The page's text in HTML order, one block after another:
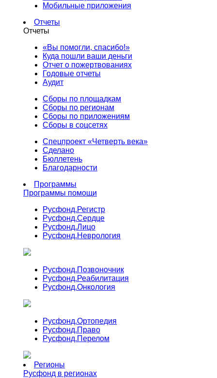
Мобильные приложения
Отчеты
Отчеты
«Вы помогли, спасибо!»
Куда пошли ваши деньги
Отчет о пожертвованиях
Годовые отчеты
Аудит
Сборы по площадкам
Сборы по регионам
Сборы по приложениям
Сборы в соцсетях
Спецпроект «Четверть века»
Сделано
Бюллетень
Благодарности
Программы
Программы помощи
Русфонд.Регистр
Русфонд.Сердце
Русфонд.Лицо
Русфонд.Неврология
Русфонд.Позвоночник
Русфонд.Реабилитация
Русфонд.Онкология
Русфонд.Ортопедия
Русфонд.Право
Русфонд.Перелом
Регионы
Русфонд в регионах